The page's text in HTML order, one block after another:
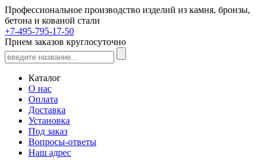
Профессиональное производство изделий из камня, бронзы,
бетона и кованой стали
+7-495-795-17-50
Прием заказов круглосуточно
Каталог
О нас
Оплата
Доставка
Установка
Под заказ
Вопросы-ответы
Наш адрес